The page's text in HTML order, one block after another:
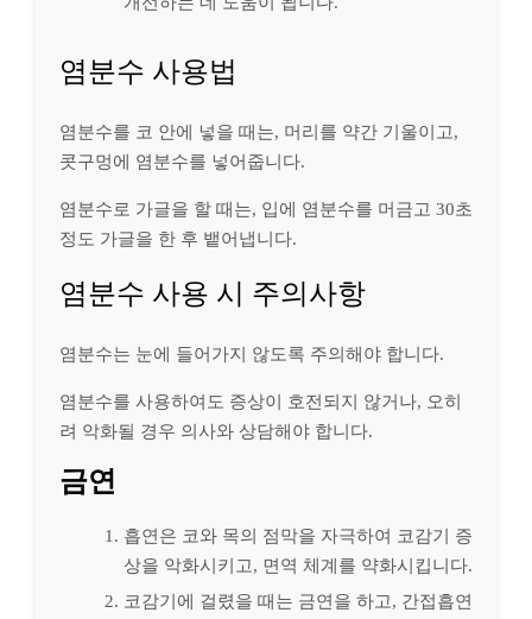
염분수 사용법
염분수를 코 안에 넣을 때는, 머리를 약간 기울이고,
콧구멍에 염분수를 넣어줍니다.
염분수로 가글을 할 때는, 입에 염분수를 머금고 30초
정도 가글을 한 후 뱉어냅니다.
염분수 사용 시 주의사항
염분수는 눈에 들어가지 않도록 주의해야 합니다.
염분수를 사용하여도 증상이 호전되지 않거나, 오히
려 악화될 경우 의사와 상담해야 합니다.
금연
흡연은 코와 목의 점막을 자극하여 코감기 증
상을 악화시키고, 면역 체계를 약화시킵니다.
코감기에 걸렸을 때는 금연을 하고, 간접흡연